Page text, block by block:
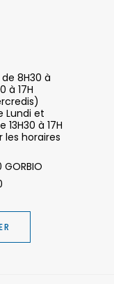
8H30 à
à 17H
Lundi et
à 17H
les horaires